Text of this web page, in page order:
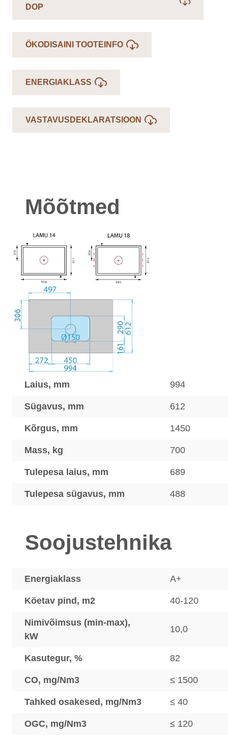
DOP
ÖKODISAINI TOOTEINFO
ENERGIAKLASS
VASTAVUSDEKLARATSIOON
Mõõtmed
Laius, mm 994
Sügavus, mm 612
Kõrgus, mm 1450
Mass, kg 700
Tulepesa laius, mm 689
Tulepesa sügavus, mm 488
Soojustehnika
Energiaklass A+
Köetav pind, m2 40-120
Nimivõimsus (min-max),
kW
10,0
Kasutegur, % 82
CO, mg/Nm3 ≤ 1500
Tahked osakesed, mg/Nm3 ≤ 40
OGC, mg/Nm3 ≤ 120